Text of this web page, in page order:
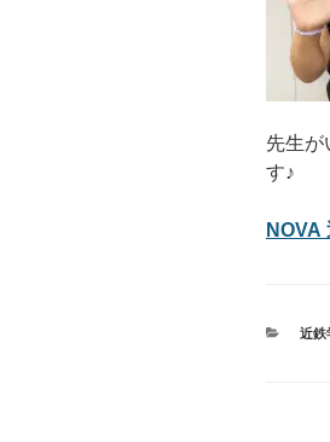
先生が
す♪
NOVA
カ
近鉄